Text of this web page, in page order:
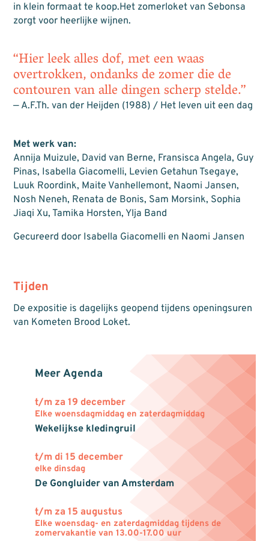
in klein formaat te koop.Het zomerloket van Sebonsa
zorgt voor heerlijke wijnen.
“Hier leek alles dof, met een waas
overtrokken, ondanks de zomer die de
contouren van alle dingen scherp stelde.”
— A.F.Th. van der Heijden (1988) / Het leven uit een dag
Met werk van:
Annija Muizule, David van Berne, Fransisca Angela, Guy
Pinas, Isabella Giacomelli, Levien Getahun Tsegaye,
Luuk Roordink, Maite Vanhellemont, Naomi Jansen,
Nosh Neneh, Renata de Bonis, Sam Morsink, Sophia
Jiaqi Xu, Tamika Horsten, Ylja Band
Gecureerd door Isabella Giacomelli en Naomi Jansen
Tijden
De expositie is dagelijks geopend tijdens openingsuren
van Kometen Brood Loket.
Meer Agenda
t/m za 19 december
Elke woensdagmiddag en zaterdagmiddag
Wekelijkse kledingruil
t/m di 15 december
elke dinsdag
De Gongluider van Amsterdam
t/m za 15 augustus
Elke woensdag- en zaterdagmiddag tijdens de
zomervakantie van 13.00-17.00 uur